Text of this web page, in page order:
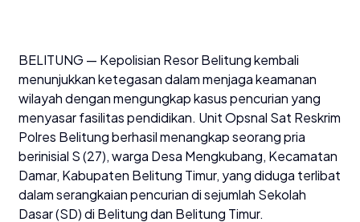
BELITUNG — Kepolisian Resor Belitung kembali
menunjukkan ketegasan dalam menjaga keamanan
wilayah dengan mengungkap kasus pencurian yang
menyasar fasilitas pendidikan. Unit Opsnal Sat Reskrim
Polres Belitung berhasil menangkap seorang pria
berinisial S (27), warga Desa Mengkubang, Kecamatan
Damar, Kabupaten Belitung Timur, yang diduga terlibat
dalam serangkaian pencurian di sejumlah Sekolah
Dasar (SD) di Belitung dan Belitung Timur.